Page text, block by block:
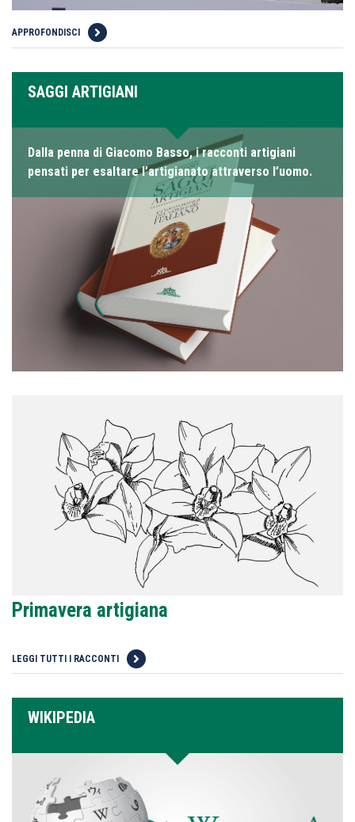
APPROFONDISCI
SAGGI ARTIGIANI
Dalla penna di Giacomo Basso, i racconti artigiani
pensati per esaltare l’artigianato attraverso l’uomo.
Primavera artigiana
LEGGI TUTTI I RACCONTI
WIKIPEDIA